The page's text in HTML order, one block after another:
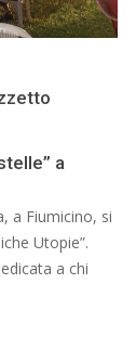
a
a Fiumicino, si
Utopie”.
a chi